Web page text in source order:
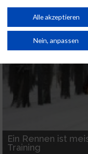
Wenn der Partner
Ein Rennen ist
Training
Performance von Inhalten.
Kombinationen von Daten
von Inhalten.
Daten können außerhalb der
Website/App.
Partnerliste anzeigen (1
Wir nutzen Ihre Daten für
Speichern von oder
auf einem Endgerät
Alle akzeptieren
Nein, anpassen